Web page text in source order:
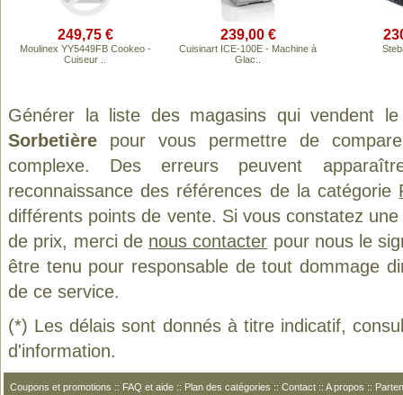
249,75 €
Moulinex YY5449FB Cookeo -
Cuiseur ..
239,00 €
Cuisinart ICE-100E - Machine à
Glac..
Générer la liste des magasins qui vendent
Sorbetière pour vous permettre de
complexe. Des erreurs peuvent
reconnaissance des références de la catégorie
différents points de vente. Si vous constatez
de prix, merci de nous contacter pour nous le
être tenu pour responsable de tout dommage
de ce service.
(*) Les délais sont donnés à titre indicatif,
d'information.
Coupons et promotions :: FAQ et aide :: Plan des catégories :: Contact :: A propos ::